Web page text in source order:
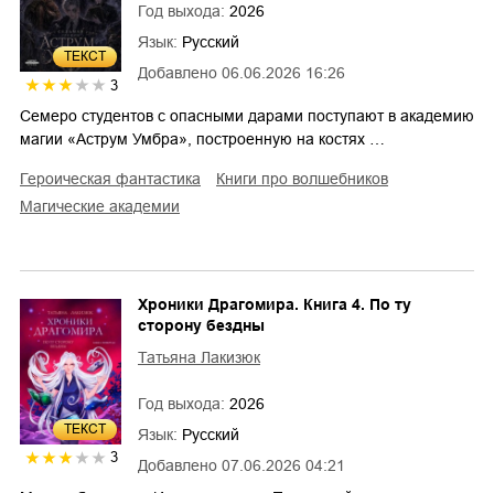
ТЕКСТ
3
Добавлено 06.06.2026 16:26
Год выхода: 2026
Язык: Русский
Семеро студентов с опасными дарами поступают в академию
магии «Аструм Умбра», построенную на костях …
героическая фантастика
книги про волшебников
магические академии
ТЕКСТ
3 Добавлено 07.06.2026 04:21
Хроники Драгомира. Книга 4. По ту
сторону бездны
Татьяна Лакизюк
Год выхода: 2026
Язык: Русский